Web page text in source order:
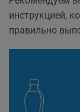
инструкцией,
правильно